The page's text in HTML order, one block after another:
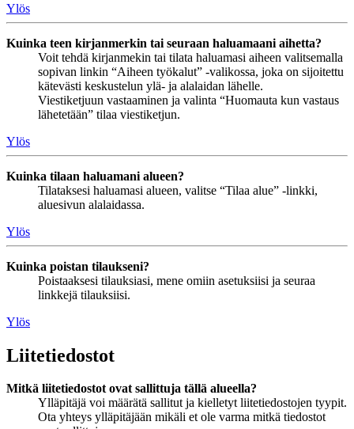
Ylös
Kuinka teen kirjanmerkin tai seuraan haluamaani aihetta?
Voit tehdä kirjanmekin tai tilata haluamasi aiheen valitsemalla
sopivan linkin “Aiheen työkalut” -valikossa, joka on sijoitettu
kätevästi keskustelun ylä- ja alalaidan lähelle.
Viestiketjuun vastaaminen ja valinta “Huomauta kun vastaus
lähetetään” tilaa viestiketjun.
Ylös
Kuinka tilaan haluamani alueen?
Tilataksesi haluamasi alueen, valitse “Tilaa alue” -linkki,
aluesivun alalaidassa.
Ylös
Kuinka poistan tilaukseni?
Poistaaksesi tilauksiasi, mene omiin asetuksiisi ja seuraa
linkkejä tilauksiisi.
Ylös
Liitetiedostot
Mitkä liitetiedostot ovat sallittuja tällä alueella?
Ylläpitäjä voi määrätä sallitut ja kielletyt liitetiedostojen tyypit.
Ota yhteys ylläpitäjään mikäli et ole varma mitkä tiedostot